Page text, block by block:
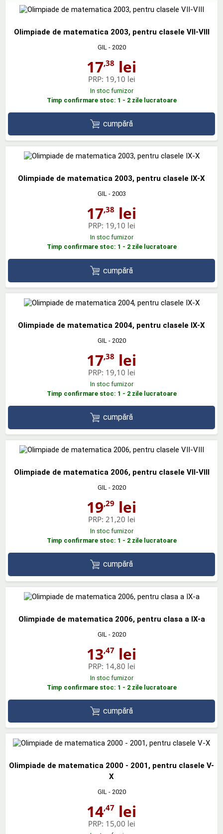
Olimpiade de matematica 2003, pentru clasele VII-VIII
GIL - 2020
17,38 lei
PRP: 19,10 lei
In stoc furnizor
Timp confirmare stoc: 1 - 2 zile lucratoare
cumpără
Olimpiade de matematica 2003, pentru clasele IX-X
GIL- 2003
17,38 lei
PRP: 19,10 lei
In stoc furnizor
Timp confirmare stoc: 1 - 2 zile lucratoare
cumpără
Olimpiade de matematica 2004, pentru clasele IX-X
GIL- 2020
17,38 lei
PRP: 19,10 lei
In stoc furnizor
Timp confirmare stoc: 1 - 2 zile lucratoare
cumpără
Olimpiade de matematica 2006, pentru clasele VII-VIII
GIL - 2020
19,29 lei
PRP: 21,20 lei
In stoc furnizor
Timp confirmare stoc: 1 - 2 zile lucratoare
cumpără
Olimpiade de matematica 2006, pentru clasa a IX-a
GIL - 2020
13,47 lei
PRP: 14,80 lei
In stoc furnizor
Timp confirmare stoc: 1 - 2 zile lucratoare
cumpără
Olimpiade de matematica 2000 - 2001, pentru clasele V-
X
GIL- 2020
14,47 lei
PRP: 15,00 lei